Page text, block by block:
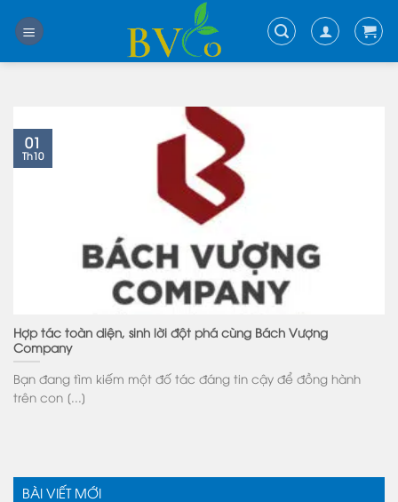
Hợp tác toàn diện, sinh lời đột phá cùng Bách Vượng
Company
Bạn đang tìm kiếm một đố tác đáng tin cậy để đồng hành
trên con [...]
01
Th10
BÀI VIẾT MỚI